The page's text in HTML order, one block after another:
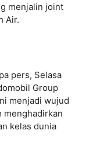
menjalin joint
Air.
pers, Selasa
Group
menjadi wujud
menghadirkan
kelas dunia